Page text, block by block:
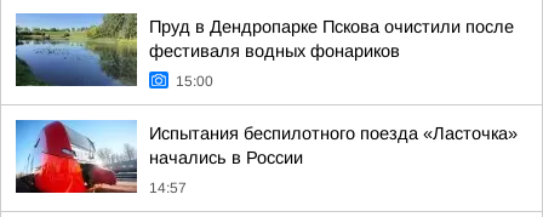
Пруд в Дендропарке Пскова очистили после
фестиваля водных фонариков
15:00
Испытания беспилотного поезда «Ласточка»
начались в России
14:57